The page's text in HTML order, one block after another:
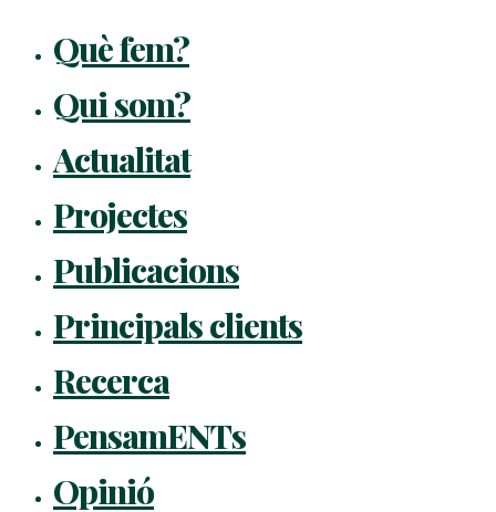
Què fem?
Qui som?
Actualitat
Projectes
Publicacions
Principals clients
Recerca
PensamENTs
Opinió